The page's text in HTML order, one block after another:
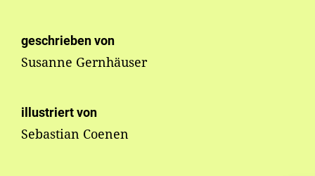
geschrieben von
Susanne Gernhäuser
illustriert von
Sebastian Coenen